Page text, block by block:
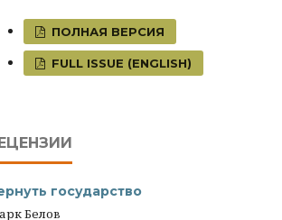
ПОЛНАЯ ВЕРСИЯ
FULL ISSUE (ENGLISH)
государство
Белов